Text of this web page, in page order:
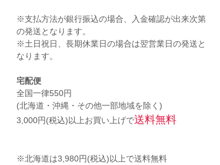
※支払方法が銀行振込の場合、入金確認が出来次第
の発送となります。
※土日祝日、長期休業日の場合は翌営業日の発送と
なります。
宅配便
全国一律550円
(北海道・沖縄・その他一部地域を除く)
3,000円(税込)以上お買い上げで送料無料
※北海道は3,980円(税込)以上で送料無料